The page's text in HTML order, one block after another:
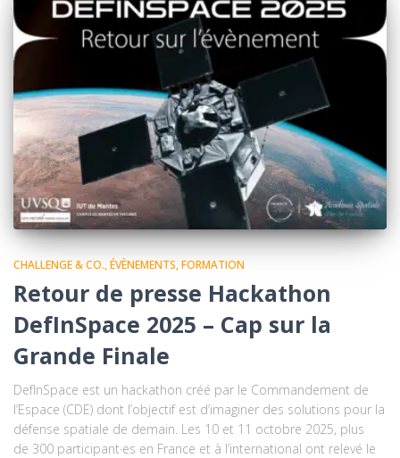
CHALLENGE & CO. ÉVÈNEMENTS FORMATION
Retour de presse Hackathon
DefInSpace 2025 – Cap sur la
Grande Finale
DefInSpace est un hackathon créé par le Commandement de
l’Espace (CDE) dont l’objectif est d’imaginer des solutions pour la
défense spatiale de demain. Les 10 et 11 octobre 2025, plus
de 300 participant·es en France et à l’international ont relevé le